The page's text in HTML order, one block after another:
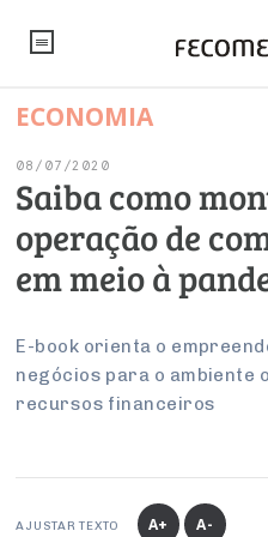
NOTÍCIAS
Editorial
Artigos
Institucional
PROJETOS ESPECIAIS:
UM BRASIL
Economia
Pesquisas
Brasil
Internacional
Inteligência Artificial
Trabalho
Empresas
Negócios
Varejo
ESG
Últimas Notícias
SINDICATOS
PESQUISAS
INSTITUCIONAL
Sobre
Negociações Coletivas
Conselho de Turismo
Conselho de Emprego e
EMPRESAS
ECONOMIA
08/07/2020
Saiba como
operação de
em meio à
E-book orienta o
negócios para o ambiente
recursos financeiros
AJUSTAR TEXTO A+ A-